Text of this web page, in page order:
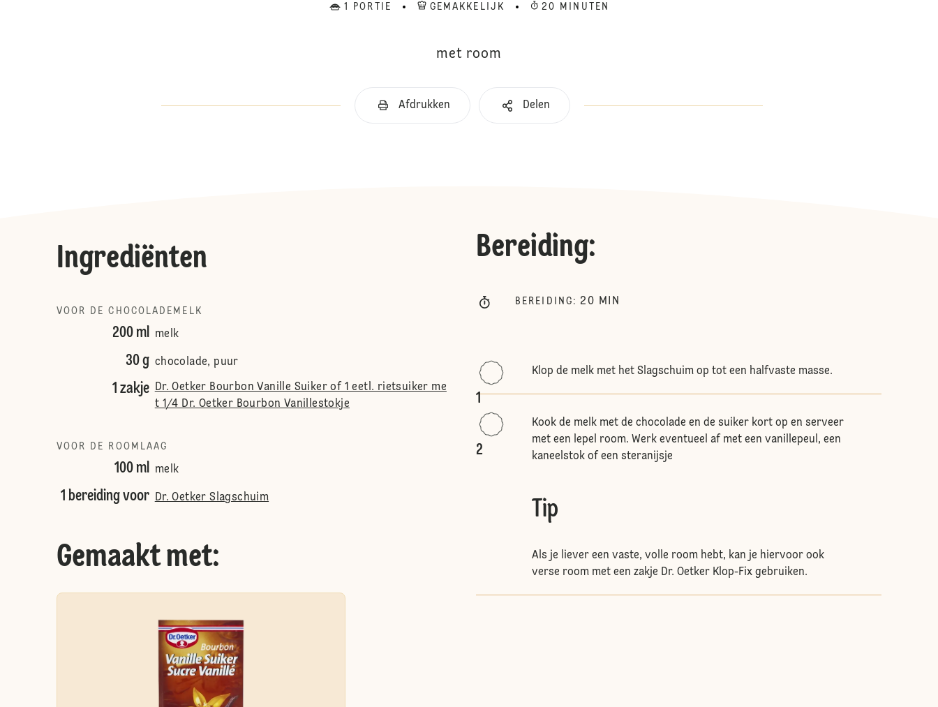
1 PORTIE GEMAKKELIJK 20 MINUTEN
met room
Afdrukken Delen
Ingrediënten
VOOR DE CHOCOLADEMELK
200 ml melk
30 g chocolade, puur
1 zakje Dr. Oetker Bourbon Vanille Suiker of 1 eetl. rietsuiker me
t 1/4 Dr. Oetker Bourbon Vanillestokje
VOOR DE ROOMLAAG
100 ml melk
1 bereiding voor Dr. Oetker Slagschuim
Gemaakt met:
Bereiding:
BEREIDING : 20 MIN
1
Klop de melk met het Slagschuim op tot een halfvaste masse.
2
Kook de melk met de chocolade en de suiker kort op en serveer
met een lepel room. Werk eventueel af met een vanillepeul, een
kaneelstok of een steranijsje
Tip
Als je liever een vaste, volle room hebt, kan je hiervoor ook
verse room met een zakje Dr. Oetker Klop-Fix gebruiken.